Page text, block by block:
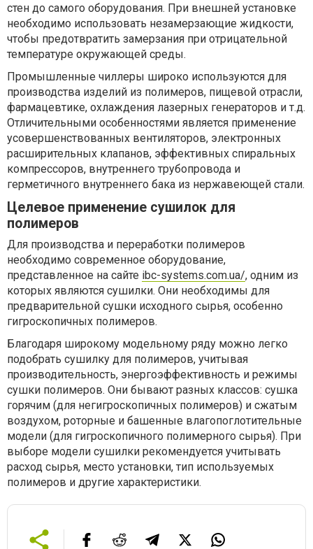
стен до самого оборудования. При внешней установке
необходимо использовать незамерзающие жидкости,
чтобы предотвратить замерзания при отрицательной
температуре окружающей среды.
Промышленные чиллеры широко используются для
производства изделий из полимеров, пищевой отрасли,
фармацевтике, охлаждения лазерных генераторов и т.д.
Отличительными особенностями является применение
усовершенствованных вентиляторов, электронных
расширительных клапанов, эффективных спиральных
компрессоров, внутреннего трубопровода и
герметичного внутреннего бака из нержавеющей стали.
Целевое применение сушилок для
полимеров
Для производства и переработки полимеров
необходимо современное оборудование,
представленное на сайте ibc-systems.com.ua/, одним из
которых являются сушилки. Они необходимы для
предварительной сушки исходного сырья, особенно
гигроскопичных полимеров.
Благодаря широкому модельному ряду можно легко
подобрать сушилку для полимеров, учитывая
производительность, энергоэффективность и режимы
сушки полимеров. Они бывают разных классов: сушка
горячим (для негигроскопичных полимеров) и сжатым
воздухом, роторные и башенные влагопоглотительные
модели (для гигроскопичного полимерного сырья). При
выборе модели сушилки рекомендуется учитывать
расход сырья, место установки, тип используемых
полимеров и другие характеристики.